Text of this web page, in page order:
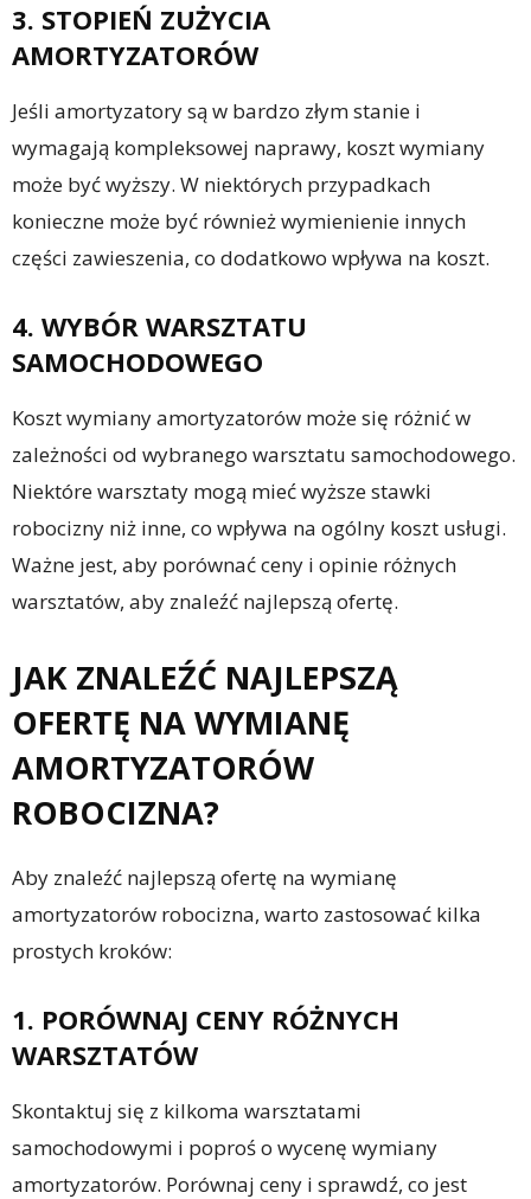
3. STOPIEŃ ZUŻYCIA
AMORTYZATORÓW
Jeśli amortyzatory są w bardzo złym stanie i
wymagają kompleksowej naprawy, koszt wymiany
może być wyższy. W niektórych przypadkach
konieczne może być również wymienienie innych
części zawieszenia, co dodatkowo wpływa na koszt.
4. WYBÓR WARSZTATU
SAMOCHODOWEGO
Koszt wymiany amortyzatorów może się różnić w
zależności od wybranego warsztatu samochodowego.
Niektóre warsztaty mogą mieć wyższe stawki
robocizny niż inne, co wpływa na ogólny koszt usługi.
Ważne jest, aby porównać ceny i opinie różnych
warsztatów, aby znaleźć najlepszą ofertę.
JAK ZNALEŹĆ NAJLEPSZĄ
OFERTĘ NA WYMIANĘ
AMORTYZATORÓW
ROBOCIZNA?
Aby znaleźć najlepszą ofertę na wymianę
amortyzatorów robocizna, warto zastosować kilka
prostych kroków:
1. PORÓWNAJ CENY RÓŻNYCH
WARSZTATÓW
Skontaktuj się z kilkoma warsztatami
samochodowymi i poproś o wycenę wymiany
amortyzatorów. Porównaj ceny i sprawdź, co jest